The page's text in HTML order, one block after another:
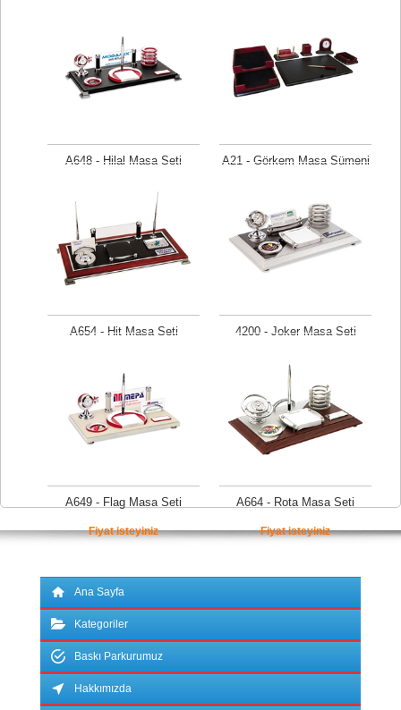
A648 - Hilal Masa Seti
Fiyat isteyiniz
A21 - Görkem Masa Sümeni
A654 - Hit Masa Seti 4200 - Joker Masa Seti
A649 - Flag Masa Seti
Fiyat isteyiniz
A664 - Rota Masa Seti
Fiyat isteyiniz
Ana Sayfa
Kategoriler
Baskı Parkurumuz
Hakkımızda